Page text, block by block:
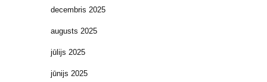
decembris 2025
augusts 2025
jūlijs 2025
jūnijs 2025